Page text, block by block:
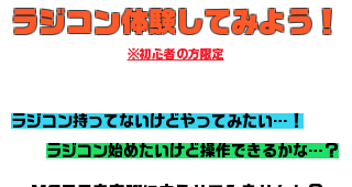
※初心者の方限定
​ラジコン体験してみよう！
​ラジコン持ってないけどやってみたい…！
​ラジコン始めたいけど操作できるかな…？